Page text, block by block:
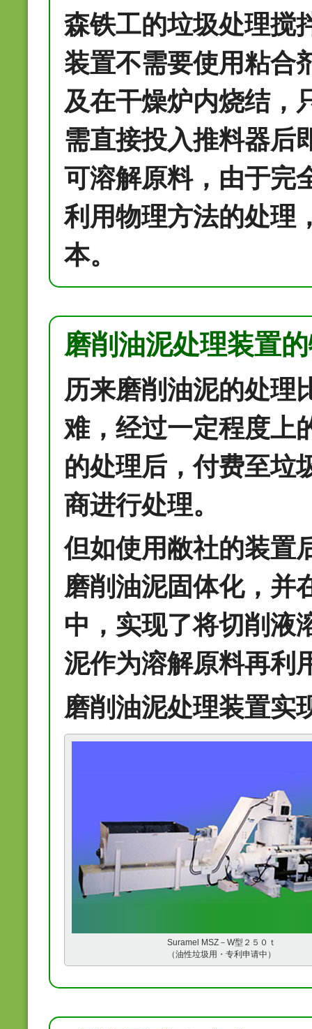
森铁工的垃圾处理搅
装置不需要使用粘合
及在干燥炉内烧结，
需直接投入推料器后
可溶解原料，由于完
利用物理方法的处理
本。
磨削油泥处理装置
历来磨削油泥的处理
难，经过一定程度上
的处理后，付费至垃
商进行处理。
但如使用敝社的装置
磨削油泥固体化，并
中，实现了将切削液
泥作为溶解原料再利
磨削油泥处理装置实
Suramel MSZ－W型２５０ｔ
（油性垃圾用・专利申请中）